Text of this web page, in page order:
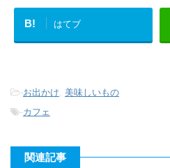
B! はてブ
-お出かけ
美味しいもの
-カフェ
関連記事